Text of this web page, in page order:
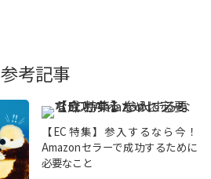
参考記事
【EC特集】参入するなら今！
Amazonセラーで成功するために
必要なこと